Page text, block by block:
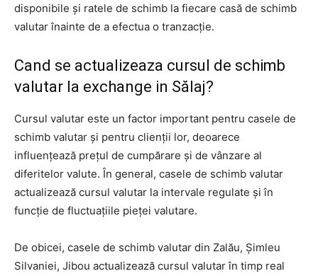
disponibile și ratele de schimb la fiecare casă de schimb
valutar înainte de a efectua o tranzacție.
Cand se actualizeaza cursul de schimb
valutar la exchange in Sălaj?
Cursul valutar este un factor important pentru casele de
schimb valutar și pentru clienții lor, deoarece
influențează prețul de cumpărare și de vânzare al
diferitelor valute. În general, casele de schimb valutar
actualizează cursul valutar la intervale regulate și în
funcție de fluctuațiile pieței valutare.
De obicei, casele de schimb valutar din Zalău, Șimleu
Silvaniei, Jibou actualizează cursul valutar în timp real